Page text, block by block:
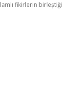
fikirlerin birleştiği